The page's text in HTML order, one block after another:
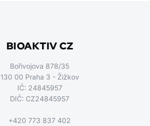
BIOAKTIV CZ
Bořivojova 878/35
130 00 Praha 3 - Žižkov
IČ: 24845957
DIČ: CZ24845957
+420 773 837 402